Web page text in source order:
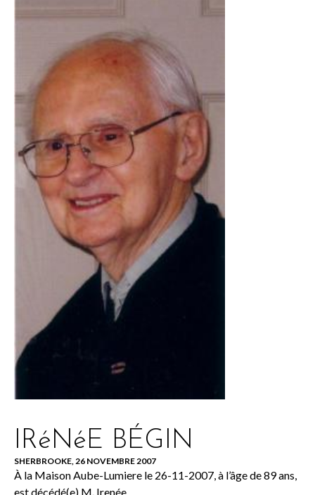
IRéNéE BÉGIN
SHERBROOKE, 26 NOVEMBRE 2007
À la Maison Aube-Lumiere le 26-11-2007, à l’âge de 89 ans,
est décédé(e) M. Irenée